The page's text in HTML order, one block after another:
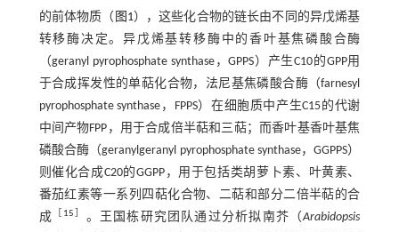
的前体物质（ 图1），这些化合物的链长由不同的异戊烯基
转移酶决定。异戊烯基转移酶中的香叶基焦磷酸合酶
（geranyl pyrophosphate synthase，GPPS）产生C10的GPP用
于合成挥发性的单萜化合物，法尼基焦磷酸合酶（farnesyl
pyrophosphate synthase，FPPS）在细胞质中产生C15的代谢
中间产物FPP，用于合成倍半萜和三萜；而香叶基香叶基焦
磷酸合酶（geranylgeranyl pyrophosphate synthase，GGPPS）
则催化合成C20的GGPP，用于包括类胡萝卜素、叶黄素、
番茄红素等一系列四萜化合物、二萜和部分二倍半萜的合
成
15 。王国栋研究团队通过分析拟南芥（Arabidopsis